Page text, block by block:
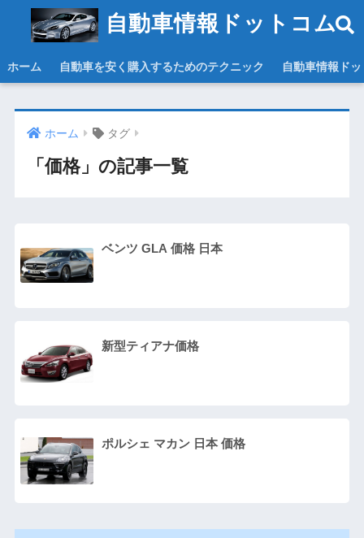
自動車情報ドットコム
ホーム 自動車を安く購入するためのテクニック 自動車情報ド
ホーム タグ
「価格」の記事一覧
ベンツ GLA 価格 日本
新型ティアナ価格
ポルシェ マカン 日本 価格